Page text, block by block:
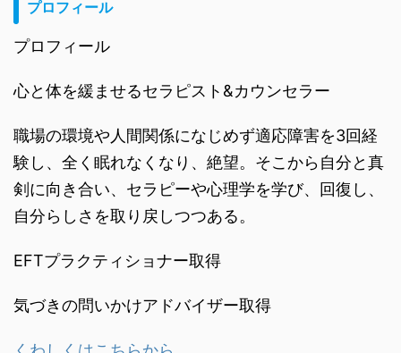
プロフィール
プロフィール
心と体を緩ませるセラピスト&カウンセラー
職場の環境や人間関係になじめず適応障害を3回経
験し、全く眠れなくなり、絶望。そこから自分と真
剣に向き合い、セラピーや心理学を学び、回復し、
自分らしさを取り戻しつつある。
EFTプラクティショナー取得
気づきの問いかけアドバイザー取得